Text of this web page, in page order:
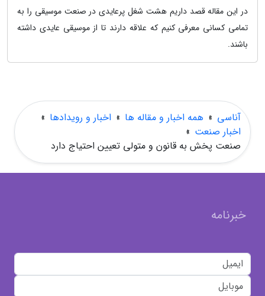
در این مقاله قصد داریم هشت شغل پرعایدی در صنعت موسیقی را به
تمامی کسانی معرفی کنیم که علاقه دارند تا از موسیقی عایدی داشته
باشند.
آناسی » همه اخبار و مقاله ها » اخبار و رویدادها »
اخبار صنعت »
صنعت پخش به قانون و متولی تعیین احتیاج دارد
خبرنامه